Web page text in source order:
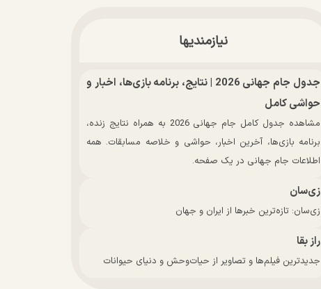
نیازمندیها
جدول جام جهانی 2026 | نتایج، برنامه بازی‌ها، اخبار و
حواشی کامل
مشاهده جدول کامل جام جهانی 2026 به همراه نتایج زنده،
برنامه بازی‌ها، آخرین اخبار، حواشی و خلاصه مسابقات. همه
اطلاعات جام جهانی در یک صفحه.
زی‌سان
زی‌سان: تازه‌ترین خبرها از ایران و جهان
راز بقا
جدیدترین فیلم‌ها و تصاویر از حیات‌وحش و دنیای حیوانات